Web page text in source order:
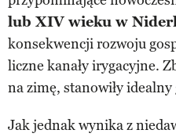
lub XIV wieku w
konsekwencji rozwoju
liczne kanały irygacyjne.
na zimę, stanowiły idealny
Jak jednak wynika z